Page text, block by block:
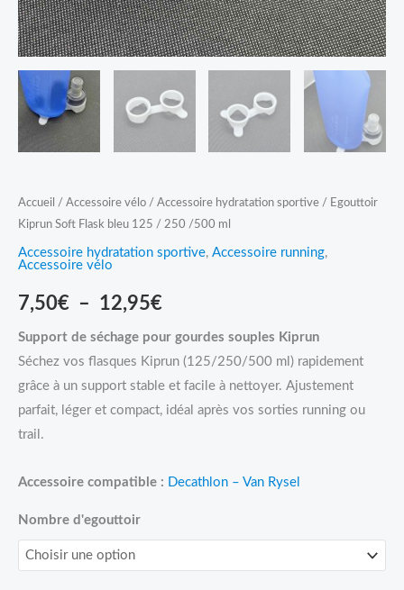
Accueil / Accessoire vélo / Accessoire hydratation sportive / Egouttoir
Kiprun Soft Flask bleu 125 / 250 /500 ml
Accessoire hydratation sportive, Accessoire running,
Accessoire vélo
7,50€ – 12,95€
Support de séchage pour gourdes souples Kiprun
Séchez vos flasques Kiprun (125/250/500 ml) rapidement
grâce à un support stable et facile à nettoyer. Ajustement
parfait, léger et compact, idéal après vos sorties running ou
trail.
Accessoire compatible : Decathlon – Van Rysel
Nombre d'egouttoir
250
/500
ml